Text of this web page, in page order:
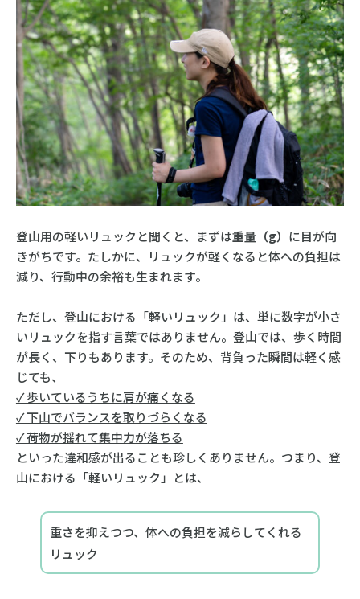
登山用の軽いリュックと聞くと、まずは重量（g） に目が向
きがちです。たしかに、リュックが軽くなると体への負担は
減り、行動中の余裕も生まれます。
ただし、登山における「軽いリュック」は、単に数字が小さ
いリュックを指す言葉ではありません。登山では、歩く時間
が長く、下りもあります。そのため、背負った瞬間は軽く感
じても、
✓ 歩いているうちに肩が痛くなる
✓ 下山でバランスを取りづらくなる
✓ 荷物が揺れて集中力が落ちる
といった違和感が出ることも珍しくありません。つまり、登
山における「軽いリュック」とは、
重さを抑えつつ、体への負担を減らしてくれる
リュック